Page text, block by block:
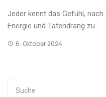
Jeder kennt das Gefühl,
Energie und Tatendrang zu ...
6. Oktober 2024